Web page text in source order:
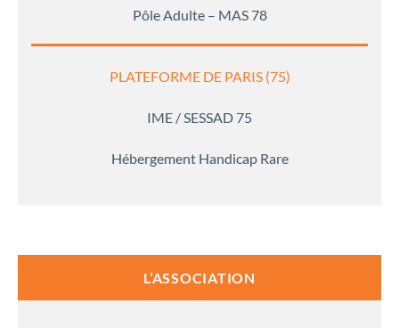
Pôle Adulte – MAS 78
PLATEFORME DE PARIS (75)
IME / SESSAD 75
Hébergement Handicap Rare
L’ASSOCIATION